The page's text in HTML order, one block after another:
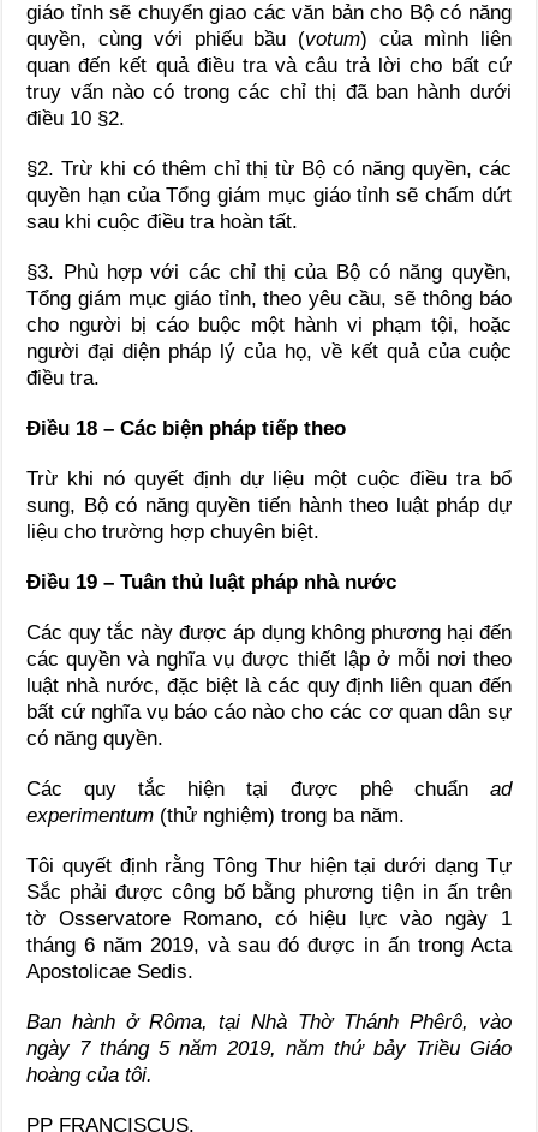
giáo tỉnh sẽ chuyển giao các văn bản cho Bộ có năng
quyền, cùng với phiếu bầu (votum) của mình liên
quan đến kết quả điều tra và câu trả lời cho bất cứ
truy vấn nào có trong các chỉ thị đã ban hành dưới
điều 10 §2.
§2. Trừ khi có thêm chỉ thị từ Bộ có năng quyền, các
quyền hạn của Tổng giám mục giáo tỉnh sẽ chấm dứt
sau khi cuộc điều tra hoàn tất.
§3. Phù hợp với các chỉ thị của Bộ có năng quyền,
Tổng giám mục giáo tỉnh, theo yêu cầu, sẽ thông báo
cho người bị cáo buộc một hành vi phạm tội, hoặc
người đại diện pháp lý của họ, về kết quả của cuộc
điều tra.
Điều 18 – Các biện pháp tiếp theo
Trừ khi nó quyết định dự liệu một cuộc điều tra bổ
sung, Bộ có năng quyền tiến hành theo luật pháp dự
liệu cho trường hợp chuyên biệt.
Điều 19 – Tuân thủ luật pháp nhà nước
Các quy tắc này được áp dụng không phương hại đến
các quyền và nghĩa vụ được thiết lập ở mỗi nơi theo
luật nhà nước, đặc biệt là các quy định liên quan đến
bất cứ nghĩa vụ báo cáo nào cho các cơ quan dân sự
có năng quyền.
Các quy tắc hiện tại được phê chuẩn ad
experimentum (thử nghiệm) trong ba năm.
Tôi quyết định rằng Tông Thư hiện tại dưới dạng Tự
Sắc phải được công bố bằng phương tiện in ấn trên
tờ Osservatore Romano, có hiệu lực vào ngày 1
tháng 6 năm 2019, và sau đó được in ấn trong Acta
Apostolicae Sedis.
Ban hành ở Rôma, tại Nhà Thờ Thánh Phêrô, vào
ngày 7 tháng 5 năm 2019, năm thứ bảy Triều Giáo
hoàng của tôi.
PP FRANCISCUS.